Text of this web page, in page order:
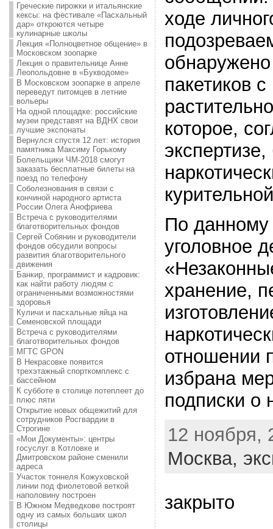
Греческие пирожки и итальянские
кексы: на фестивале «Пасхальный
дар» откроются четыре
кулинарные школы
Лекция «Полноцветное общение» в
Московском зоопарке
Лекция о правительнице Анне
Леопольдовне в «Букводоме»
В Московском зоопарке в апреле
переведут питомцев в летние
вольеры
На одной площадке: российские
музеи представят на ВДНХ свои
лучшие экспонаты
Вернулся спустя 12 лет: история
памятника Максиму Горькому
Болельщики ЧМ-2018 смогут
заказать бесплатные билеты на
поезд по телефону
Соболезнования в связи с
кончиной народного артиста
России Олега Анофриева
Встреча с руководителями
благотворительных фондов
Сергей Собянин и руководители
фондов обсудили вопросы
развития благотворительного
движения
Банкир, программист и кадровик:
как найти работу людям с
ограниченными возможностями
здоровья
Куличи и пасхальные яйца на
Семеновской площади
Встреча с руководителями
благотворительных фондов
МГТС GPON
В Некрасовке появится
трехэтажный спорткомплекс с
бассейном
К субботе в столице потеплеет до
плюс пяти
Открытие новых общежитий для
сотрудников Росгвардии в
Строгине
«Мои Документы»: центры
госуслуг в Котловке и
Дмитровском районе сменили
адреса
Участок тоннеля Кожуховской
линии под фиолетовой веткой
наполовину построен
В Южном Медведкове построят
одну из самых больших школ
столицы
ходе
пакетиков
которое,
По данному
уголовное
хранение,
отношении
избрана
подписки о
12 ноября,
Москва,
закрыто